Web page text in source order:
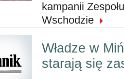
kampanii
Wschodzie
Władze w
starają się